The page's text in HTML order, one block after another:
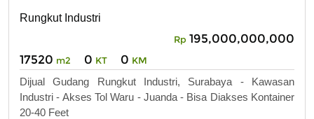
Rungkut Industri
Rp 195,000,000,000
17520 m2 0 KT 0 KM
Dijual Gudang Rungkut Industri, Surabaya - Kawasan
Industri - Akses Tol Waru - Juanda - Bisa Diakses Kontainer
20-40 Feet